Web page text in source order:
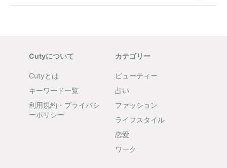
Cutyについて
Cutyとは
キーワード一覧
利用規約・プライバシ
ーポリシー
カテゴリー
ビューティー
占い
ファッション
ライフスタイル
恋愛
ワーク